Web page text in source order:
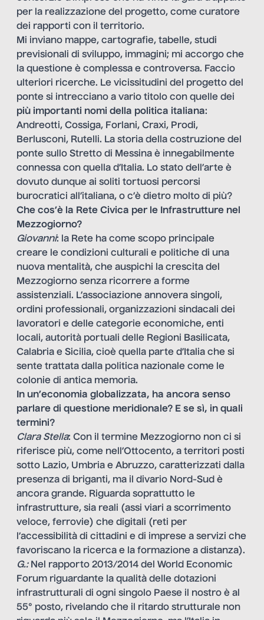
per la realizzazione del progetto, come curatore
dei rapporti con il territorio.
Mi inviano mappe, cartografie, tabelle, studi
previsionali di sviluppo, immagini; mi accorgo che
la questione è complessa e controversa. Faccio
ulteriori ricerche. Le vicissitudini del progetto del
ponte si intrecciano a vario titolo con quelle dei
più importanti nomi della politica italiana:
Andreotti, Cossiga, Forlani, Craxi, Prodi,
Berlusconi, Rutelli. La storia della costruzione del
ponte sullo Stretto di Messina è innegabilmente
connessa con quella d’Italia. Lo stato dell’arte è
dovuto dunque ai soliti tortuosi percorsi
burocratici all’italiana, o c’è dietro molto di più?
Che cos’è la Rete Civica per le Infrastrutture nel
Mezzogiorno?
Giovanni: la Rete ha come scopo principale
creare le condizioni culturali e politiche di una
nuova mentalità, che auspichi la crescita del
Mezzogiorno senza ricorrere a forme
assistenziali. L’associazione annovera singoli,
ordini professionali, organizzazioni sindacali dei
lavoratori e delle categorie economiche, enti
locali, autorità portuali delle Regioni Basilicata,
Calabria e Sicilia, cioè quella parte d’Italia che si
sente trattata dalla politica nazionale come le
colonie di antica memoria.
In un’economia globalizzata, ha ancora senso
parlare di questione meridionale? E se sì, in quali
termini?
Clara Stella: Con il termine Mezzogiorno non ci si
riferisce più, come nell’Ottocento, a territori posti
sotto Lazio, Umbria e Abruzzo, caratterizzati dalla
presenza di briganti, ma il divario Nord-Sud è
ancora grande. Riguarda soprattutto le
infrastrutture, sia reali (assi viari a scorrimento
veloce, ferrovie) che digitali (reti per
l’accessibilità di cittadini e di imprese a servizi che
favoriscano la ricerca e la formazione a distanza).
G.:Nel rapporto 2013/2014 del World Economic
Forum riguardante la qualità delle dotazioni
infrastrutturali di ogni singolo Paese il nostro è al
55° posto, rivelando che il ritardo strutturale non